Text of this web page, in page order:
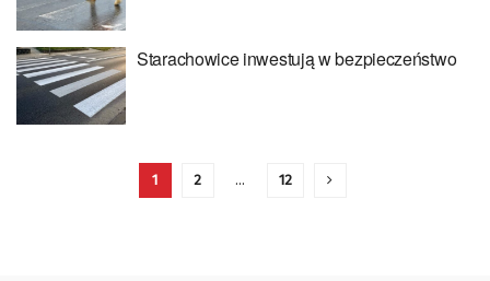
Starachowice inwestują w bezpieczeństwo
1 2 … 12